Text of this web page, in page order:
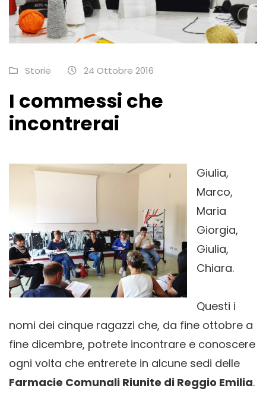
Storie 24 Ottobre 2016
I commessi che
incontrerai
Giulia,
Marco,
Maria
Giorgia,
Giulia,
Chiara.
Questi i
nomi dei cinque ragazzi che, da fine ottobre a
fine dicembre, potrete incontrare e conoscere
ogni volta che entrerete in alcune sedi delle
Farmacie Comunali Riunite di Reggio Emilia.